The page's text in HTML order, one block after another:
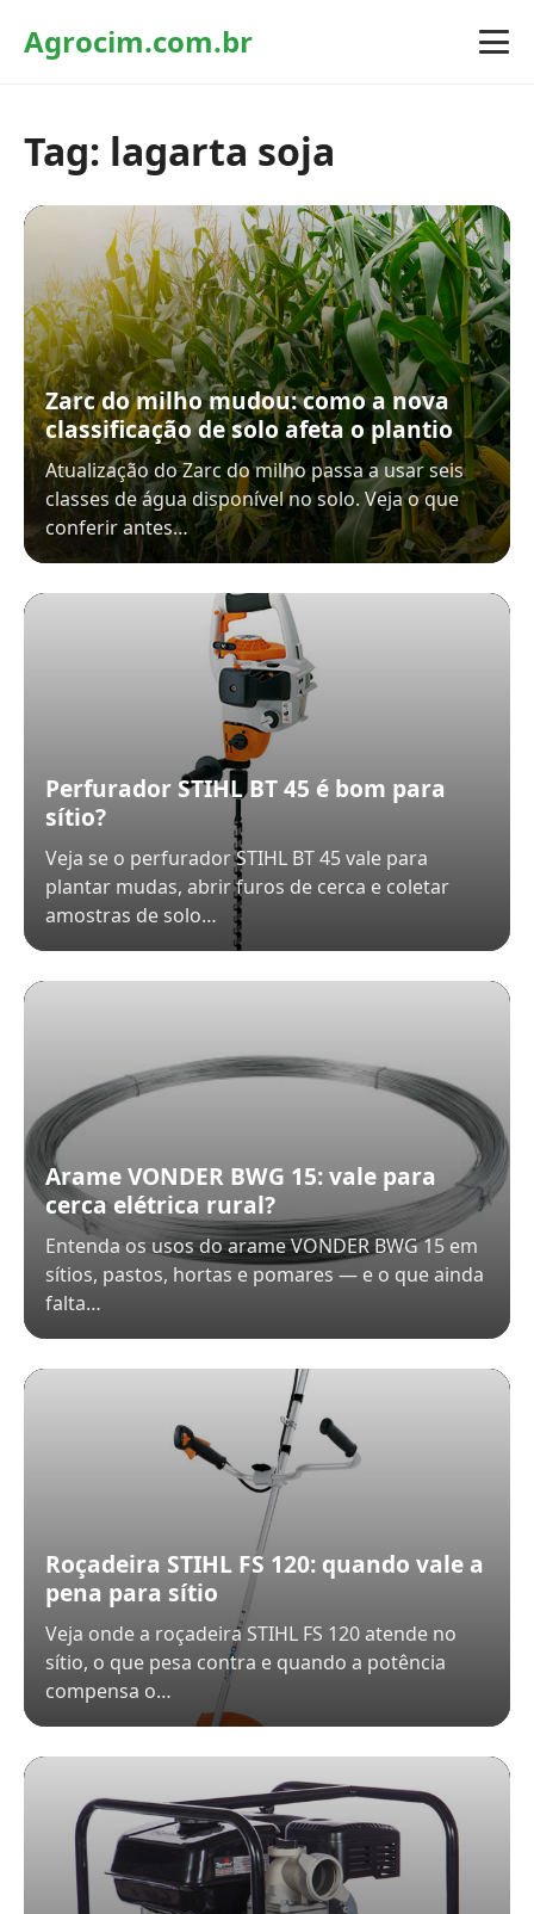
Agrocim.com.br
Tag: lagarta soja
Zarc do milho mudou: como a nova
classificação de solo afeta o plantio
Atualização do Zarc do milho passa a usar seis
classes de água disponível no solo. Veja o que
conferir antes…
Perfurador STIHL BT 45 é bom para
sítio?
Veja se o perfurador STIHL BT 45 vale para
plantar mudas, abrir furos de cerca e coletar
amostras de solo…
Arame VONDER BWG 15: vale para
cerca elétrica rural?
Entenda os usos do arame VONDER BWG 15 em
sítios, pastos, hortas e pomares — e o que ainda
falta…
Roçadeira STIHL FS 120: quando vale a
pena para sítio
Veja onde a roçadeira STIHL FS 120 atende no
sítio, o que pesa contra e quando a potência
compensa o…